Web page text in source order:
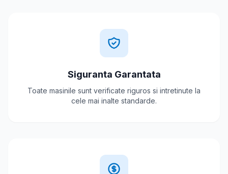
Siguranta Garantata
Toate masinile sunt verificate riguros si intretinute la
cele mai inalte standarde.